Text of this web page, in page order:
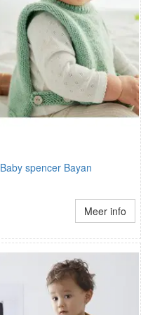
Baby spencer Bayan
Meer info